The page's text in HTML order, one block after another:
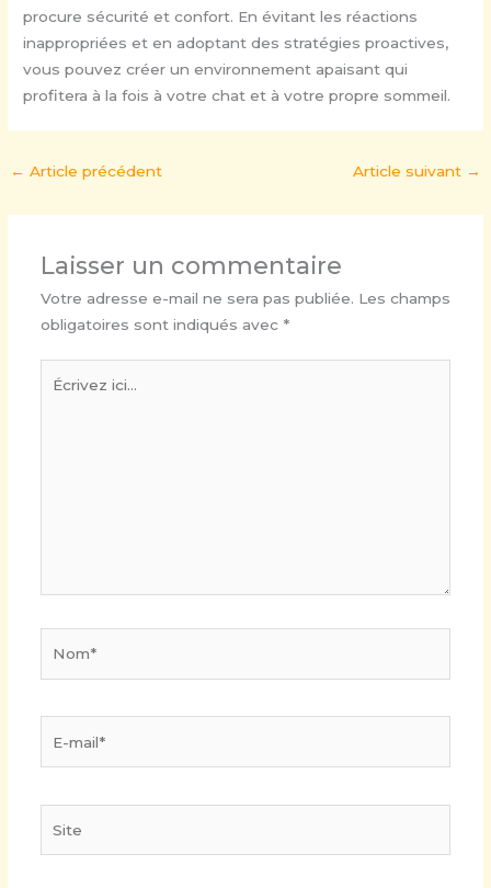
procure sécurité et confort. En évitant les réactions
inappropriées et en adoptant des stratégies proactives,
vous pouvez créer un environnement apaisant qui
profitera à la fois à votre chat et à votre propre sommeil.
← Article précédent Article suivant →
Laisser un commentaire
Votre adresse e-mail ne sera pas publiée. Les champs
obligatoires sont indiqués avec *